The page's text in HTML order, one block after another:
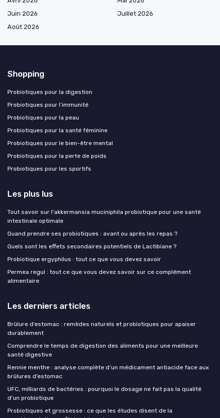
Juin 2026
Juillet 2026
Août 2026
Shopping
Probiotiques pour la digestion
Probiotiques pour l’immunité
Probiotiques pour la peau
Probiotiques pour la santé féminine
Probiotiques pour le bien-être mental
Probiotiques pour la perte de poids
Probiotiques pour les sportifs
Les plus lus
Tout savoir sur l'akkermansia muciniphila probiotique pour une santé
intestinale optimale
Quand prendre ses probiotiques : avant ou après les repas ?
Quels sont les effets secondaires potentiels de Lactibiane ?
Probiotique ergyphilus : tout ce que vous devez savoir
Permea regul : tout ce que vous devez savoir sur ce complément
alimentaire
Les derniers articles
Brûlure d’estomac : remèdes naturels et probiotiques pour apaiser
durablement
Comprendre le temps de digestion des aliments pour une meilleure
santé digestive
Rennie menthe : analyse complète d’un médicament antiacide face aux
brûlures d’estomac
UFC, milliards de bactéries : pourquoi le dosage ne fait pas la qualité
d'un probiotique
Probiotiques et grossesse : ce que les études disent de la